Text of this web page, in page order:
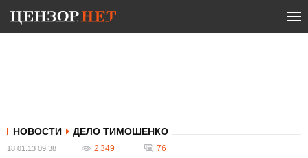
НОВОСТИ ДЕЛО ТИМОШЕНКО
18.01.13 09:38 2 349 76